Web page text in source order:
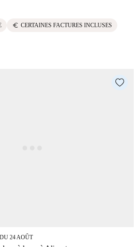
euro CERTAINES FACTURES INCLUSES
24 AOÛT